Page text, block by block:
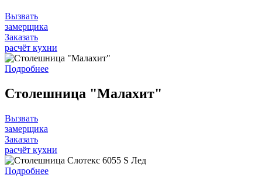
Вызвать
замерщика
Заказать
расчёт кухни
Подробнее
Столешница "Малахит"
Вызвать
замерщика
Заказать
расчёт кухни
Подробнее